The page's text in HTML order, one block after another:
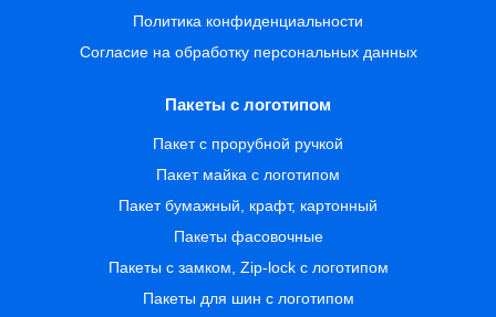
Политика конфиденциальности
Согласие на обработку персональных данных
Пакеты с логотипом
Пакет с прорубной ручкой
Пакет майка с логотипом
Пакет бумажный, крафт, картонный
Пакеты фасовочные
Пакеты с замком, Zip-lock с логотипом
Пакеты для шин с логотипом